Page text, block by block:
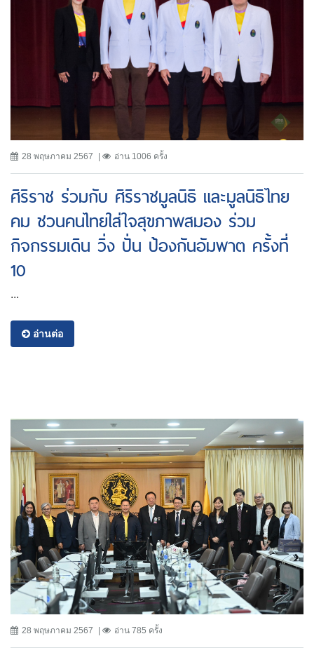
28 พฤษภาคม 2567 อ่าน 1006 ครั้ง
ศิริราช ร่วมกับ ศิริราชมูลนิธิ และมูลนิธิไทย
คม ชวนคนไทยใส่ใจสุขภาพสมอง ร่วม
กิจกรรมเดิน วิ่ง ปั่น ป้องกันอัมพาต ครั้งที่
10
...
อ่านต่อ
28 พฤษภาคม 2567 อ่าน 785 ครั้ง